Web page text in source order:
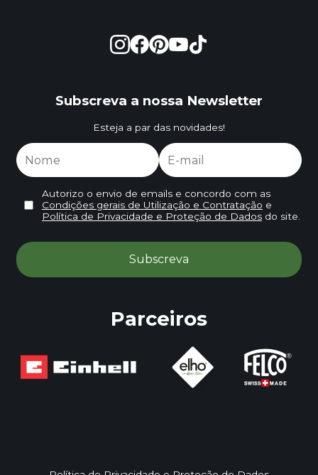
Subscreva a nossa Newsletter
Esteja a par das novidades!
Autorizo o envio de emails e concordo com as
Condições gerais de Utilização e Contratação e
Política de Privacidade e Proteção de Dadosdo site.
Parceiros